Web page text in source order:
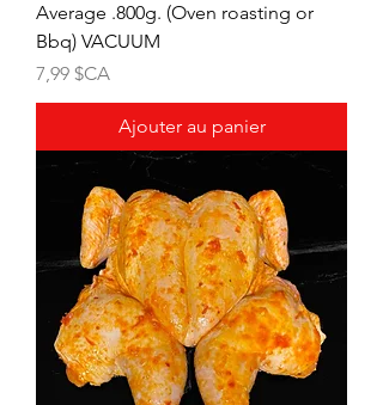
Average .800g. (Oven roasting or
Bbq) VACUUM
Prix
7,99 $CA
Ajouter au panier